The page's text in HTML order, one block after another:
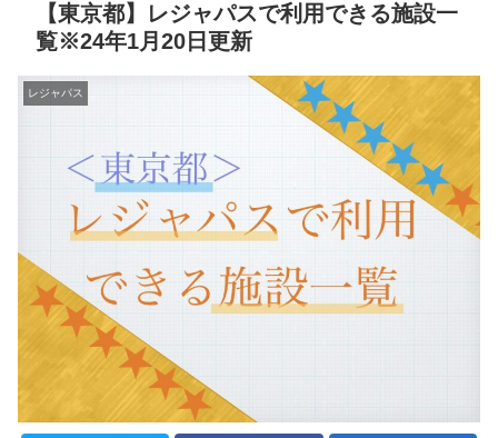
【東京都】レジャパスで利用できる施設一
覧※24年1月20日更新
レジャパス